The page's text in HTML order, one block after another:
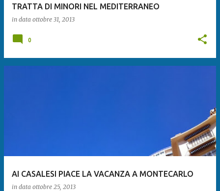
TRATTA DI MINORI NEL MEDITERRANEO
in data ottobre 31, 2013
0
AI CASALESI PIACE LA VACANZA A MONTECARLO
in data ottobre 25, 2013